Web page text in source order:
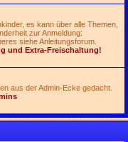
es kann über alle Themen,
zur Anmeldung:
siehe Anleitungsforum.
und Extra-Freischaltung!
aus der Admin-Ecke gedacht.